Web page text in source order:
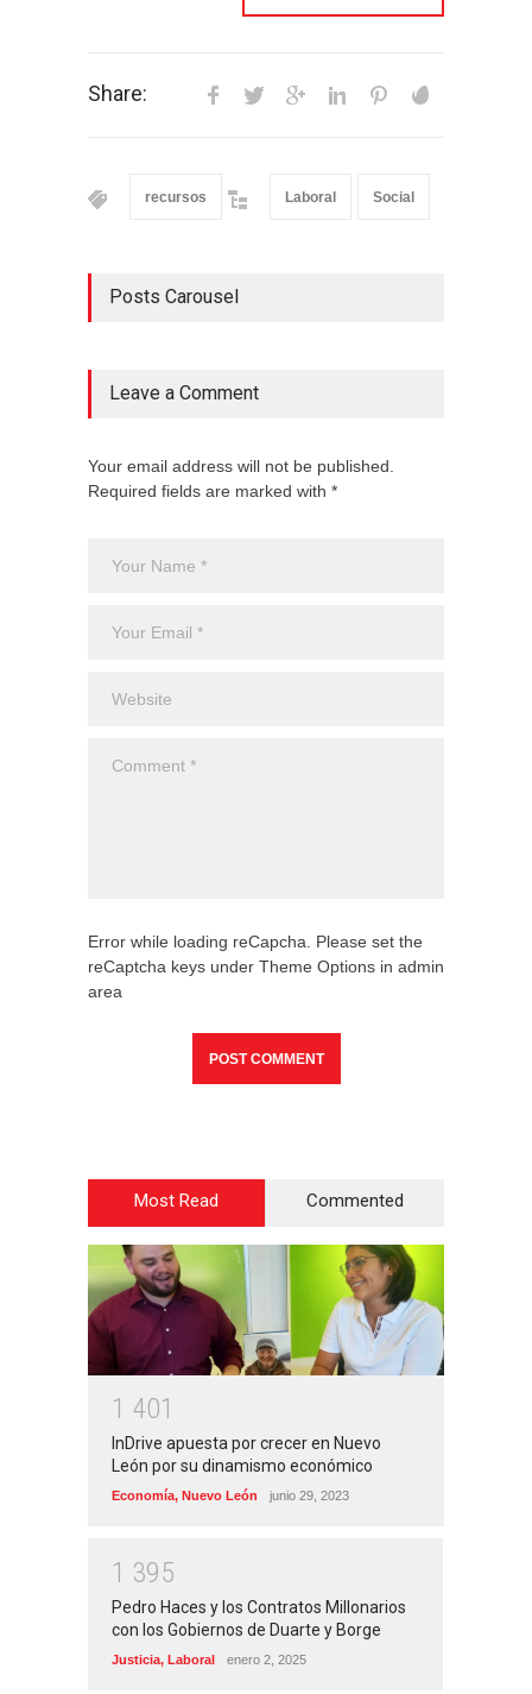
Share:
recursos Laboral Social
Posts Carousel
Leave a Comment
Your email address will not be published.
Required fields are marked with *
Error while loading reCapcha. Please set the
reCaptcha keys under Theme Options in admin
area
Most Read Commented
1 401
InDrive apuesta por crecer en Nuevo
León por su dinamismo económico
Economía, Nuevo León junio 29, 2023
1 395
Pedro Haces y los Contratos Millonarios
con los Gobiernos de Duarte y Borge
Justicia, Laboral enero 2, 2025